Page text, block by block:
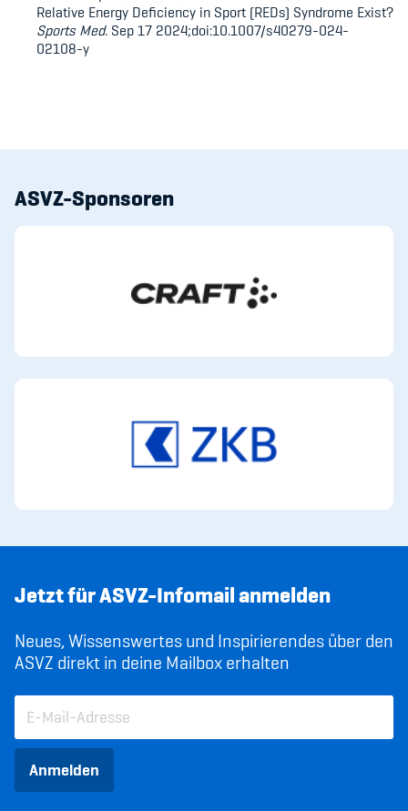
Relative Energy Deficiency in Sport (REDs) Syndrome Exist?
Sports Med. Sep 17 2024;doi:10.1007/s40279-024-
02108-y
ASVZ-Sponsoren
Jetzt für ASVZ-Infomail anmelden
Neues, Wissenswertes und Inspirierendes über den
ASVZ direkt in deine Mailbox erhalten
Anmelden